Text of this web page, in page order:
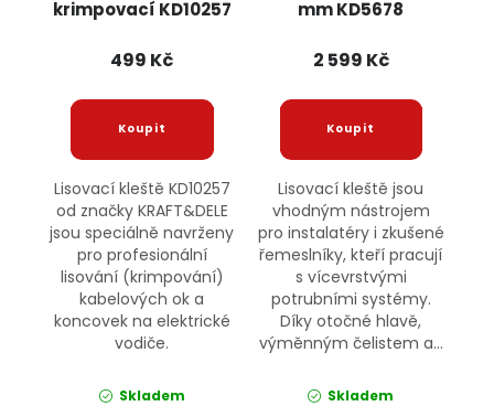
krimpovací KD10257
499 Kč
Lisovací kleště KD10257
od značky KRAFT&DELE
jsou speciálně navrženy
pro profesionální
lisování (krimpování)
kabelových ok a
koncovek na elektrické
vodiče.
Skladem
mm KD5678
2 599 Kč
Lisovací kleště jsou
vhodným nástrojem
pro instalatéry i zkušené
řemeslníky, kteří pracují
s vícevrstvými
potrubními systémy.
Díky otočné hlavě,
výměnným čelistem a...
Skladem